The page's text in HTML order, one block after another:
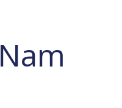
Nam